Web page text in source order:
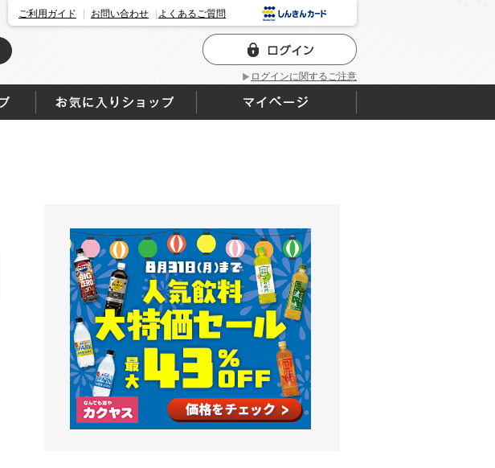
ログインに関するご注意
ご利用ガイド お問い合わせ よくあるご質問